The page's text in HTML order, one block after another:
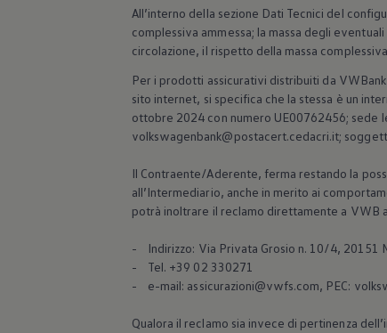
All’interno della sezione Dati Tecnici del
complessiva ammessa; la massa degli
circolazione, il rispetto della massa
Per i prodotti assicurativi distribuiti da
sito internet, si specifica che la stessa è un
ottobre 2024 con numero UE00762456; sede
volkswagenbank@postacert.cedacri.it;
Il Contraente/Aderente, ferma restando la
all’Intermediario, anche in merito ai
potrà inoltrare il reclamo direttamente a VWB
- Indirizzo: Via Privata Grosio n. 10/4, 20151
- Tel. +39 02 330271
- e-mail: assicurazioni@vwfs.com, PEC:
Qualora il reclamo sia invece di pertinenza